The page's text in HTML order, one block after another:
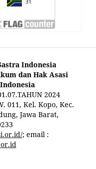
Indonesia
dan Hak Asasi
2024
011, Kel. Kopo, Kec.
Jawa Barat,
; email :